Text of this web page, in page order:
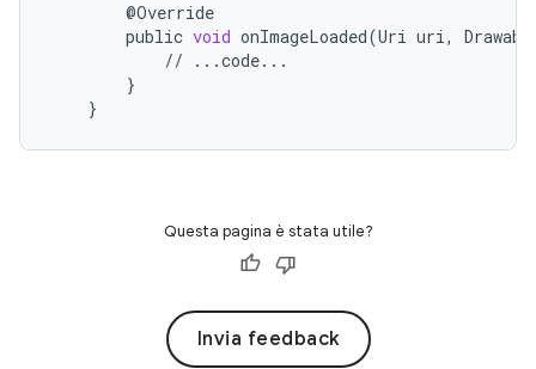
@Override
public void onImageLoaded(Uri uri,
//
...code...
}
}
Questa pagina è stata utile?
Invia feedback